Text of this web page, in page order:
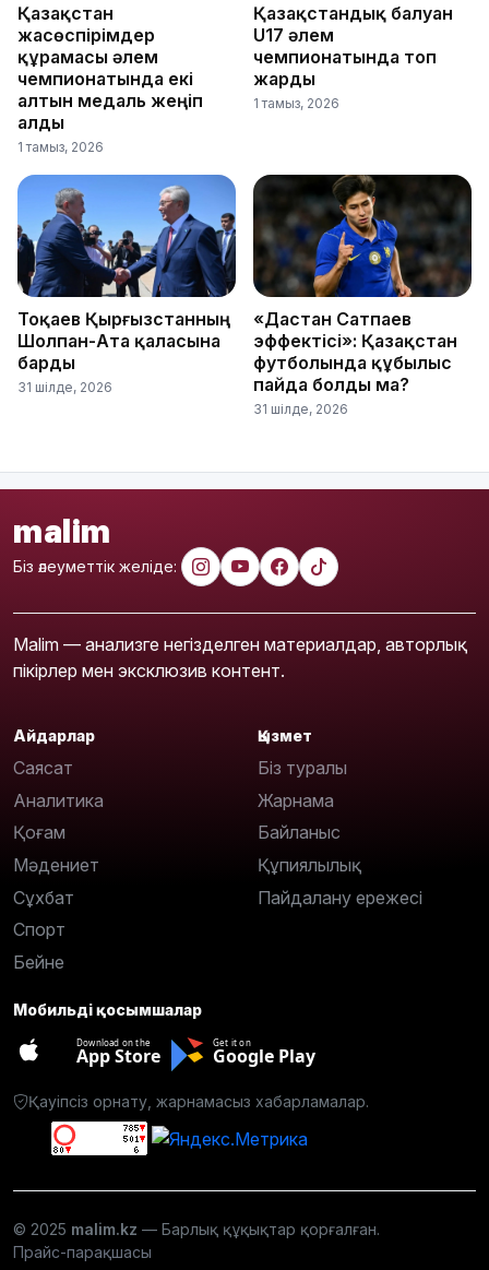
Қазақстан
жасөспірімдер
құрамасы әлем
чемпионатында екі
алтын медаль жеңіп
алды
1 тамыз, 2026
Қазақстандық балуан
U17 әлем
чемпионатында топ
жарды
1 тамыз, 2026
Тоқаев Қырғызстанның
Шолпан-Ата қаласына
барды
31 шілде, 2026
«Дастан Сатпаев
эффектісі»: Қазақстан
футболында құбылыс
пайда болды ма?
31 шілде, 2026
malim
Біз әлеуметтік желіде:
Malim — анализге негізделген материалдар, авторлық
пікірлер мен эксклюзив контент.
Айдарлар
Саясат
Аналитика
Қоғам
Мәдениет
Сұхбат
Спорт
Бейне
Қызмет
Біз туралы
Жарнама
Байланыс
Құпиялылық
Пайдалану ережесі
Мобильді қосымшалар
Download on the
App Store
Get it on
Google Play
Қауіпсіз орнату, жарнамасыз хабарламалар.
© 2025 malim.kz — Барлық құқықтар қорғалған.
Прайс-парақшасы